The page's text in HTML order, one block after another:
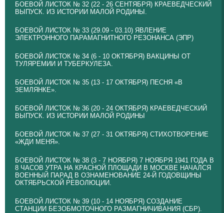
БОЕВОЙ ЛИСТОК № 32 (22 - 26 СЕНТЯБРЯ) КРАЕВЕДЧЕСКИЙ
ВЫПУСК. ИЗ ИСТОРИИ МАЛОЙ РОДИНЫ.
БОЕВОЙ ЛИСТОК № 33 (29.09 - 03.10) ЯВЛЕНИЕ
ЭЛЕКТРОННОГО ПАРАМАГНИТНОГО РЕЗОНАНСА (ЭПР)
БОЕВОЙ ЛИСТОК № 34 (6 - 10 ОКТЯБРЯ) ВАКЦИНЫ ОТ
ТУЛЯРЕМИИ И ТУБЕРКУЛЕЗА.
БОЕВОЙ ЛИСТОК № 35 (13 - 17 ОКТЯБРЯ) ПЕСНЯ «В
ЗЕМЛЯНКЕ».
БОЕВОЙ ЛИСТОК № 36 (20 - 24 ОКТЯБРЯ) КРАЕВЕДЧЕСКИЙ
ВЫПУСК. ИЗ ИСТОРИИ МАЛОЙ РОДИНЫ
БОЕВОЙ ЛИСТОК № 37 (27 - 31 ОКТЯБРЯ) СТИХОТВОРЕНИЕ
«ЖДИ МЕНЯ».
БОЕВОЙ ЛИСТОК № 38 (3 - 7 НОЯБРЯ) 7 НОЯБРЯ 1941 ГОДА В
8 ЧАСОВ УТРА НА КРАСНОЙ ПЛОЩАДИ В МОСКВЕ НАЧАЛСЯ
ВОЕННЫЙ ПАРАД В ОЗНАМЕНОВАНИЕ 24-Й ГОДОВЩИНЫ
ОКТЯБРЬСКОЙ РЕВОЛЮЦИИ.
БОЕВОЙ ЛИСТОК № 39 (10 - 14 НОЯБРЯ) СОЗДАНИЕ
СТАНЦИИ БЕЗОБМОТОЧНОГО РАЗМАГНИЧИВАНИЯ (СБР).